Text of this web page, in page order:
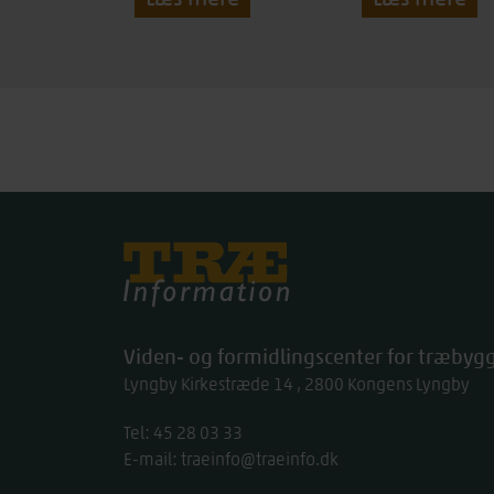
Viden- og formidlingscenter for
Lyngby Kirkestræde 14 2800 Kongens Lyngby
Tel: work
45 28 03 33
E-mail: traeinfo@traeinfo.dk